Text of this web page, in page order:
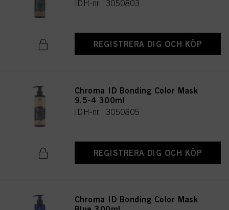
IDH-nr. 3050803
REGISTRERA DIG OCH KÖP
Chroma ID Bonding Color Mask
9.5-4 300ml
IDH-nr. 3050805
REGISTRERA DIG OCH KÖP
Chroma ID Bonding Color Mask